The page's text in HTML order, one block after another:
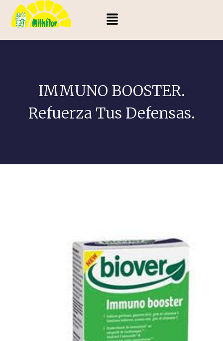
IMMUNO BOOSTER.
Refuerza Tus Defensas.